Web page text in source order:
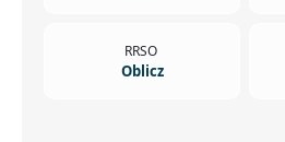
RRSO
Oblicz